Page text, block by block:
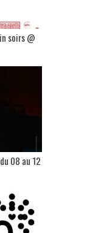
soirs @
08 au 12